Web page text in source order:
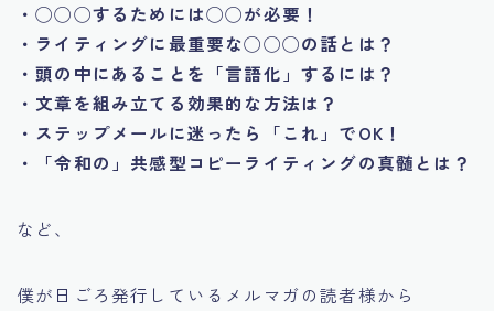
・◯◯◯するためには◯◯が必要！
・ライティングに最重要な◯◯◯の話とは？
・頭の中にあることを「言語化」するには？
・文章を組み立てる効果的な方法は？
・ステップメールに迷ったら「これ」でOK！
・「令和の」共感型コピーライティングの真髄とは？
など、
僕が日ごろ発行しているメルマガの読者様から